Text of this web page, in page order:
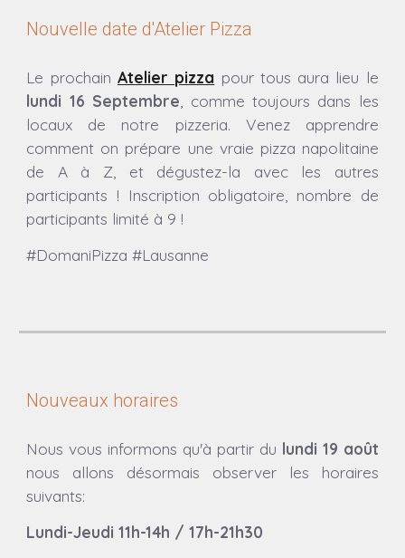
Nouvelle date d'Atelier Pizza
Le prochain Atelier pizza pour tous aura lieu le
lundi 16 Septembre , comme toujours dans les
locaux de notre pizzeria. Venez apprendre
comment on prépare une vraie pizza napolitaine
de A à Z, et dégustez-la avec les autres
participants ! Inscription obligatoire, nombre de
participants limité à 9 !
#DomaniPizza #Lausanne
Nouveaux horaires
Nous vous informons qu'à partir du lundi 19 août
nous allons désormais observer les horaires
suivants:
Lundi-Jeudi 11h-14h / 17h-21h30